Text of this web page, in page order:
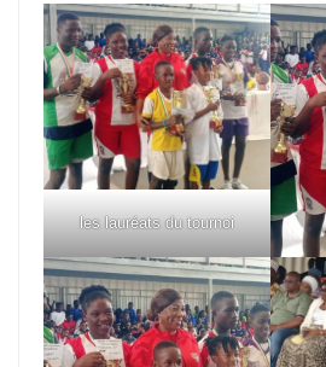
les lauréats du tournoi